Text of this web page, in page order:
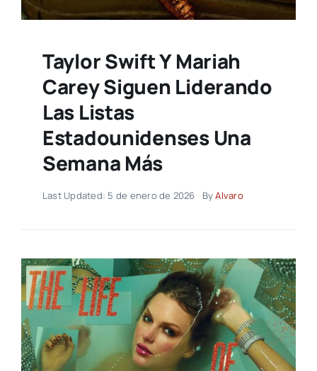
Taylor Swift Y Mariah
Carey Siguen Liderando
Las Listas
Estadounidenses Una
Semana Más
Last Updated: 5 de enero de 2026 ByAlvaro